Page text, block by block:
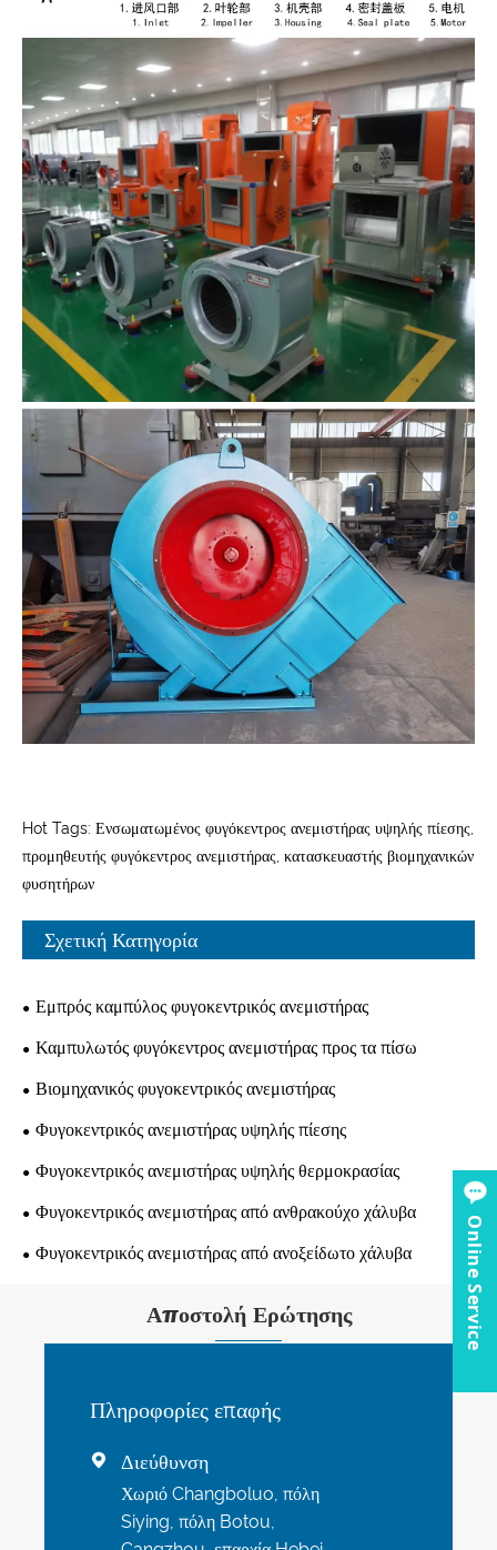
Hot Tags: Ενσωματωμένος φυγόκεντρος ανεμιστήρας υψηλής πίεσης,
προμηθευτής φυγόκεντρος ανεμιστήρας, κατασκευαστής βιομηχανικών
φυσητήρων
Σχετική Κατηγορία
Εμπρός καμπύλος φυγοκεντρικός ανεμιστήρας
Καμπυλωτός φυγόκεντρος ανεμιστήρας προς τα πίσω
Βιομηχανικός φυγοκεντρικός ανεμιστήρας
Φυγοκεντρικός ανεμιστήρας υψηλής πίεσης
Φυγοκεντρικός ανεμιστήρας υψηλής θερμοκρασίας
Φυγοκεντρικός ανεμιστήρας από ανθρακούχο χάλυβα
Φυγοκεντρικός ανεμιστήρας από ανοξείδωτο χάλυβα
Αποστολή Ερώτησης
Πληροφορίες επαφής
 Διεύθυνση
Χωριό Changboluo, πόλη
Siying, πόλη Botou,
Online Service